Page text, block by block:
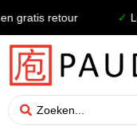
gratis retour ✓